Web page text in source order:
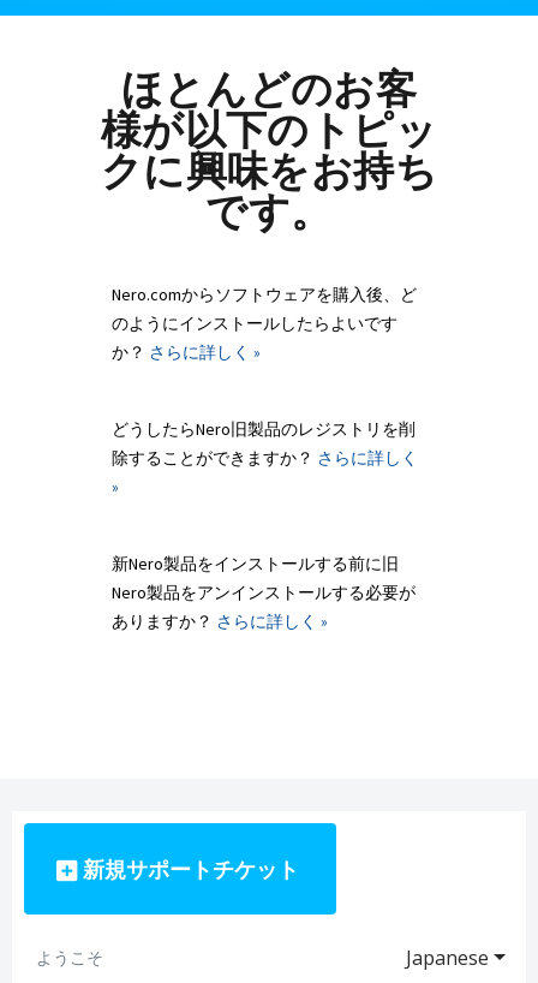
ほとんどのお客
様が以下のトピッ
クに興味をお持ち
です。
Nero.comからソフトウェアを購入後、ど
のようにインストールしたらよいです
か？ さらに詳しく »
どうしたらNero旧製品のレジストリを削
除することができますか？ さらに詳しく
»
新Nero製品をインストールする前に旧
Nero製品をアンインストールする必要が
ありますか？ さらに詳しく »
新規サポートチケット
Japanese
ようこそ